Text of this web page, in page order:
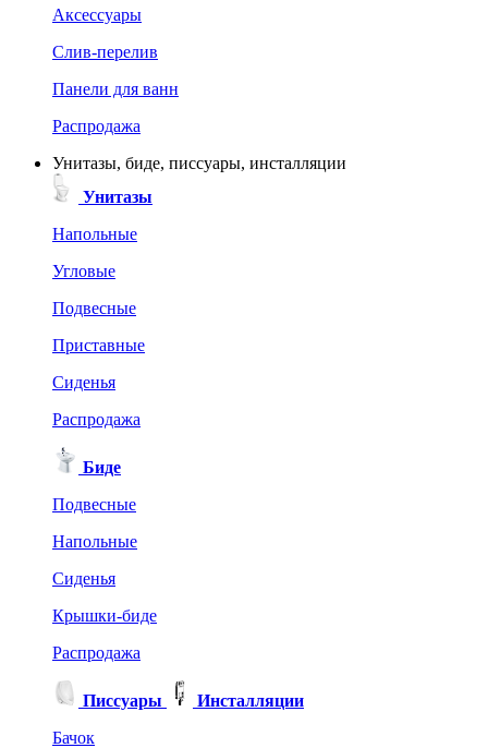
Аксессуары
Слив-перелив
Панели для ванн
Распродажа
Унитазы, биде, писсуары, инсталляции
Унитазы
Напольные
Угловые
Подвесные
Приставные
Сиденья
Распродажа
Биде
Подвесные
Напольные
Сиденья
Крышки-биде
Распродажа
Писсуары
Инсталляции
Бачок